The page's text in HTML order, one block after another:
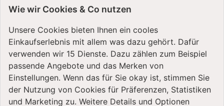
VERSANDARTEN
Wie wir Cookies & Co nutzen
Unsere Cookies bieten Ihnen ein cooles
Einkaufserlebnis mit allem was dazu gehört. Dafür
verwenden wir 15 Dienste. Dazu zählen zum Beispiel
passende Angebote und das Merken von
Einstellungen. Wenn das für Sie okay ist, stimmen Sie
der Nutzung von Cookies für Präferenzen, Statistiken
und Marketing zu. Weitere Details und Optionen